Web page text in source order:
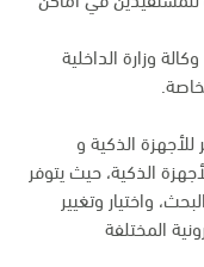
وزارة الداخلية
الذكية و
الذكية، حيث يتوفر
واختيار وتغيير
المختلفة